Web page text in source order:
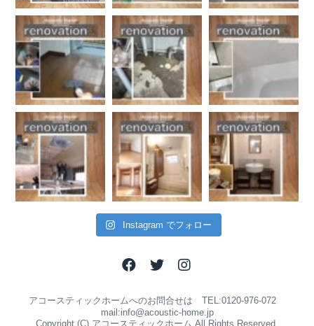
Instagram でフォロー
アコースティックホームへのお問合せは TEL:0120-976-072
mail:info@acoustic-home.jp
Copyright (C) アコースティックホーム All Rights Reserved.